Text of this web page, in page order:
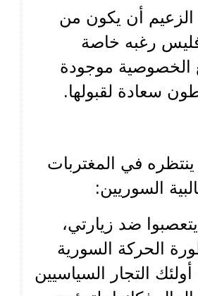
الزعيم أن يكون من
فليس رغبه خاصة
الخصوصية موجودة
سعادة لقبولها.
ما ينتظره في المغتربات
السوريين:
ضد زيارتي،
الحركة السورية
التجار السياسيين